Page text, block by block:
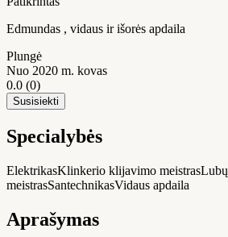
Edmundas , vidaus ir išorės apdaila
Plungė
Nuo 2020 m. kovas
0.0 (0)
Susisiekti
Specialybės
ElektrikasKlinkerio klijavimo meistrasLubų
meistrasSantechnikasVidaus apdaila
Aprašymas